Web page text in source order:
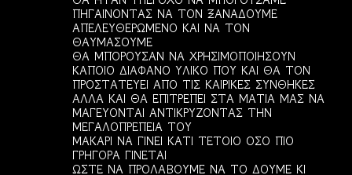
ΠΗΓΑΙΝΟΝΤΑΣ ΝΑ ΤΟΝ ΞΑΝΑΔΟΥΜΕ
ΑΠΕΛΕΥΘΕΡΩΜΕΝΟ ΚΑΙ ΝΑ ΤΟΝ
ΘΑΥΜΑΣΟΥΜΕ
ΘΑ ΜΠΟΡΟΥΣΑΝ ΝΑ ΧΡΗΣΙΜΟΠΟΙΗΣΟΥΝ
ΚΑΠΟΙΟ ΔΙΑΦΑΝΟ ΥΛΙΚΟ ΠΟΥ ΚΑΙ ΘΑ ΤΟΝ
ΠΡΟΣΤΑΤΕΥΕΙ ΑΠΟ ΤΙΣ ΚΑΙΡΙΚΕΣ ΣΥΝΘΗΚΕΣ
ΑΛΛΑ ΚΑΙ ΘΑ ΕΠΙΤΡΕΠΕΙ ΣΤΑ ΜΑΤΙΑ ΜΑΣ ΝΑ
ΜΑΓΕΥΟΝΤΑΙ ΑΝΤΙΚΡΥΖΟΝΤΑΣ ΤΗΝ
ΜΕΓΑΛΟΠΡΕΠΕΙΑ ΤΟΥ
ΜΑΚΑΡΙ ΝΑ ΓΙΝΕΙ ΚΑΤΙ ΤΕΤΟΙΟ ΟΣΟ ΠΙΟ
ΓΡΗΓΟΡΑ ΓΙΝΕΤΑΙ
ΩΣΤΕ ΝΑ ΠΡΟΛΑΒΟΥΜΕ ΝΑ ΤΟ ΔΟΥΜΕ ΚΙ